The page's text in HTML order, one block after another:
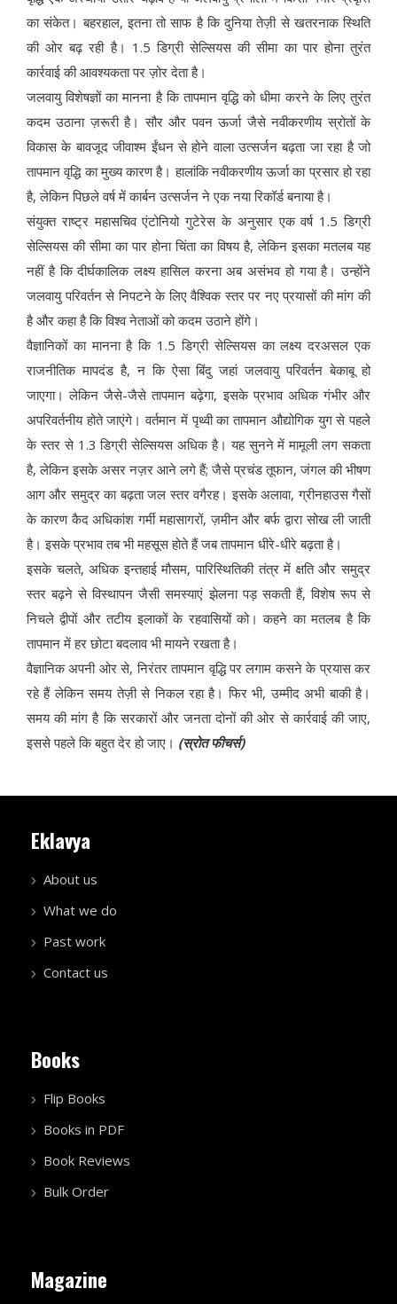
का संकेत। बहरहाल, इतना तो साफ है कि दुनिया तेज़ी से खतरनाक स्थिति
की ओर बढ़ रही है। 1.5 डिग्री सेल्सियस की सीमा का पार होना तुरंत
कार्रवाई की आवश्यकता पर ज़ोर देता है।
जलवायु विशेषज्ञों का मानना है कि तापमान वृद्धि को धीमा करने के लिए तुरंत
कदम उठाना ज़रूरी है। सौर और पवन ऊर्जा जैसे नवीकरणीय स्रोतों के
विकास के बावजूद जीवाश्म ईंधन से होने वाला उत्सर्जन बढ़ता जा रहा है जो
तापमान वृद्धि का मुख्य कारण है। हालांकि नवीकरणीय ऊर्जा का प्रसार हो रहा
है, लेकिन पिछले वर्ष में कार्बन उत्सर्जन ने एक नया रिकॉर्ड बनाया है।
संयुक्त राष्ट्र महासचिव एंटोनियो गुटेरेस के अनुसार एक वर्ष 1.5 डिग्री
सेल्सियस की सीमा का पार होना चिंता का विषय है, लेकिन इसका मतलब यह
नहीं है कि दीर्घकालिक लक्ष्य हासिल करना अब असंभव हो गया है। उन्होंने
जलवायु परिवर्तन से निपटने के लिए वैश्विक स्तर पर नए प्रयासों की मांग की
है और कहा है कि विश्व नेताओं को कदम उठाने होंगे।
वैज्ञानिकों का मानना है कि 1.5 डिग्री सेल्सियस का लक्ष्य दरअसल एक
राजनीतिक मापदंड है, न कि ऐसा बिंदु जहां जलवायु परिवर्तन बेकाबू हो
जाएगा। लेकिन जैसे-जैसे तापमान बढ़ेगा, इसके प्रभाव अधिक गंभीर और
अपरिवर्तनीय होते जाएंगे। वर्तमान में पृथ्वी का तापमान औद्योगिक युग से पहले
के स्तर से 1.3 डिग्री सेल्सियस अधिक है। यह सुनने में मामूली लग सकता
है, लेकिन इसके असर नज़र आने लगे हैं; जैसे प्रचंड तूफान, जंगल की भीषण
आग और समुद्र का बढ़ता जल स्तर वगैरह। इसके अलावा, ग्रीनहाउस गैसों
के कारण कैद अधिकांश गर्मी महासागरों, ज़मीन और बर्फ द्वारा सोख ली जाती
है। इसके प्रभाव तब भी महसूस होते हैं जब तापमान धीरे-धीरे बढ़ता है।
इसके चलते, अधिक इन्तहाई मौसम, पारिस्थितिकी तंत्र में क्षति और समुद्र
स्तर बढ़ने से विस्थापन जैसी समस्याएं झेलना पड़ सकती हैं, विशेष रूप से
निचले द्वीपों और तटीय इलाकों के रहवासियों को। कहने का मतलब है कि
तापमान में हर छोटा बदलाव भी मायने रखता है।
वैज्ञानिक अपनी ओर से, निरंतर तापमान वृद्धि पर लगाम कसने के प्रयास कर
रहे हैं लेकिन समय तेज़ी से निकल रहा है। फिर भी, उम्मीद अभी बाकी है।
समय की मांग है कि सरकारों और जनता दोनों की ओर से कार्रवाई की जाए,
इससे पहले कि बहुत देर हो जाए। (स्रोत फीचर्स)
Eklavya
About us
What we do
Past work
Contact us
Books
Flip Books
Books in PDF
Book Reviews
Bulk Order
Magazine